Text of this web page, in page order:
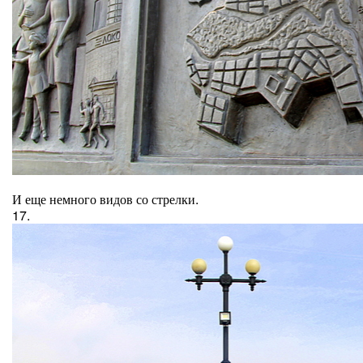
И еще немного видов со стрелки.
17.